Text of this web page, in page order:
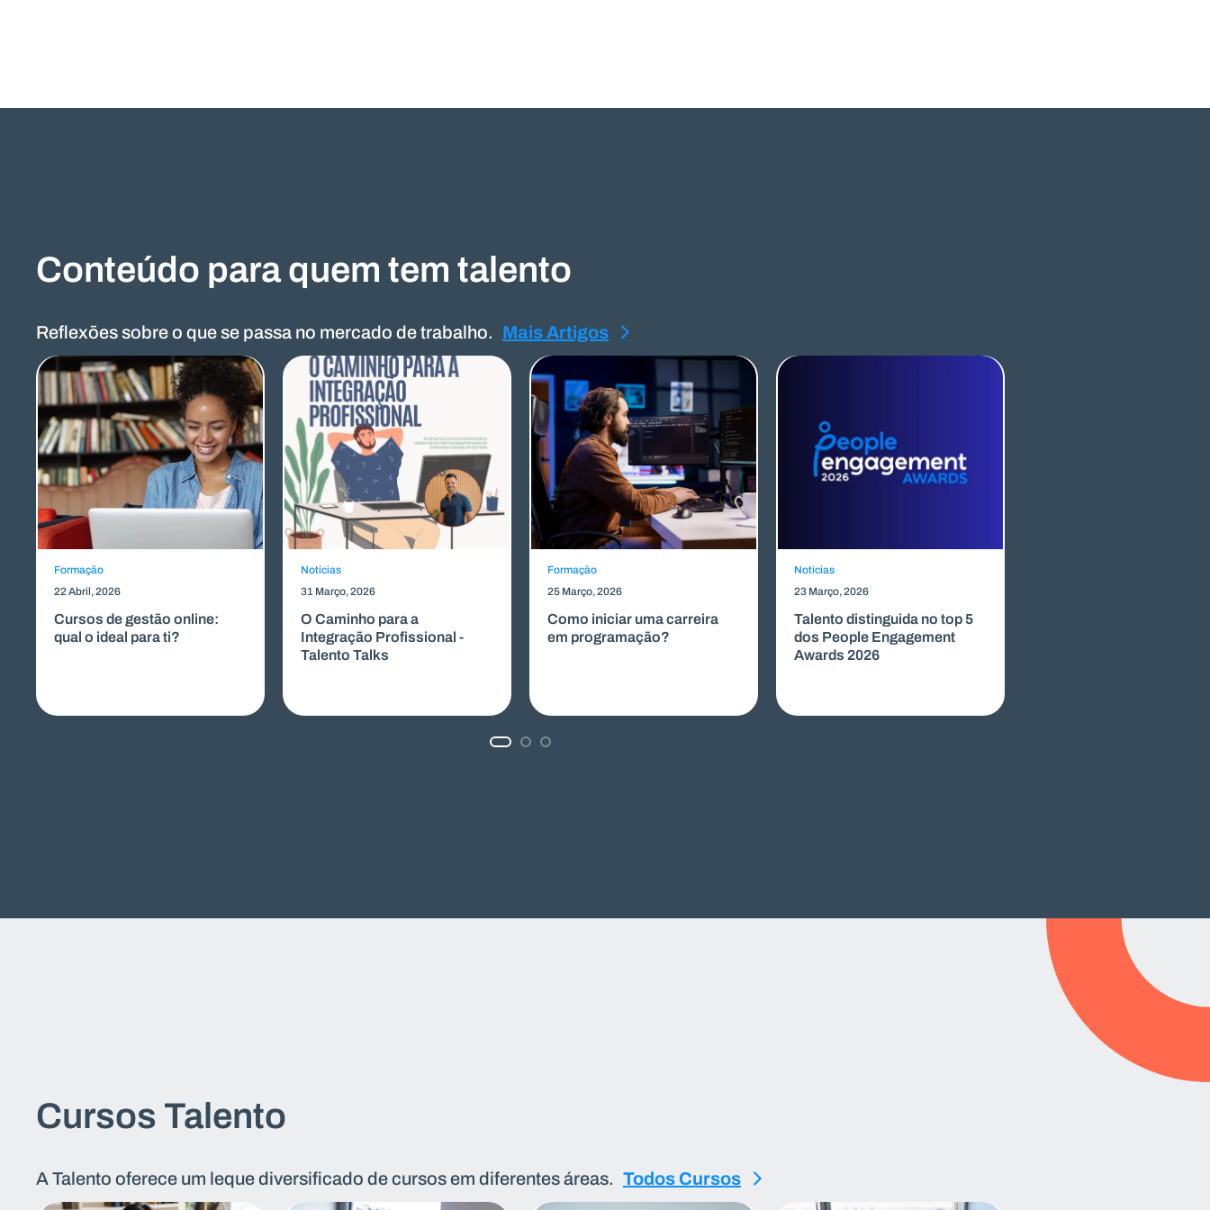
Conteúdo para quem tem talento
Reflexões sobre o que se passa no mercado de trabalho. Mais Artigos
Mais Artigos
Formação
22 Abril, 2026
Cursos de gestão online:
qual o ideal para ti?
Notícias
31 Março, 2026
O Caminho para a
Integração Profissional -
Talento Talks
Formação
25 Março, 2026
Como iniciar uma carreira
em programação?
Notícias
23 Março, 2026
Talento distinguida no top 5
dos People Engagement
Awards 2026
3
Cursos Talento
A Talento oferece um leque diversificado de cursos em diferentes áreas. Todos Cursos
Todos Cursos